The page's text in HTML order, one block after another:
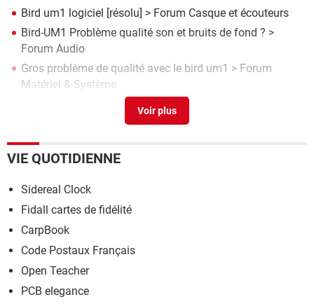
Bird um1 logiciel [résolu] > Forum Casque et écouteurs
Bird-UM1 Problème qualité son et bruits de fond ? >
Forum Audio
Gros problème de qualité avec le bird um1 > Forum
Matériel & Système
Forum Casque et écouteurs
Micro (BIRD UM-1) plus detecté>Forum Casque et
écouteurs
VIE QUOTIDIENNE
Sidereal Clock
Fidall cartes de fidélité
CarpBook
Code Postaux Français
Open Teacher
PCB elegance